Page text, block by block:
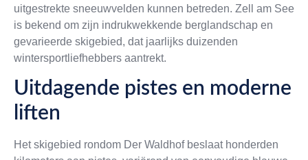
uitgestrekte sneeuwvelden kunnen betreden. Zell am See
is bekend om zijn indrukwekkende berglandschap en
gevarieerde skigebied, dat jaarlijks duizenden
wintersportliefhebbers aantrekt.
Uitdagende pistes en moderne
liften
Het skigebied rondom Der Waldhof beslaat honderden